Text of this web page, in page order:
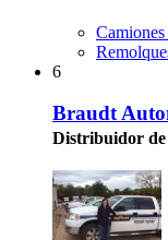
6
Braudt
Distribuidor